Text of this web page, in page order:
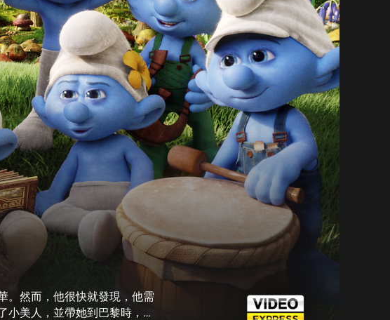
。然而，他很快就發現，他需
美人，並帶她到巴黎時，就